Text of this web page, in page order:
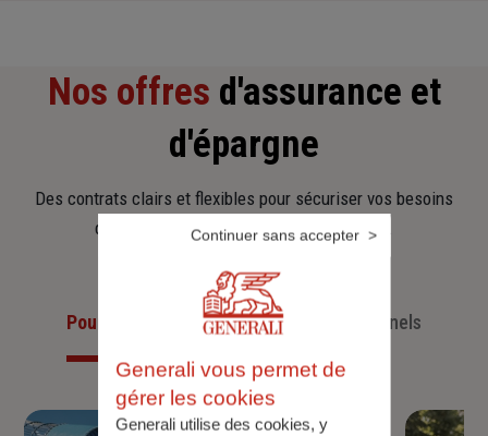
Nos offres d'assurance et
d'épargne
Des contrats clairs et flexibles pour sécuriser vos besoins
d’aujourd’hui et anticiper ceux de demain.
Pour les particuliersPour les professionnels
Generali vous permet de
gérer les cookies
Generali utilise des cookies, y
Continuer sans accepter